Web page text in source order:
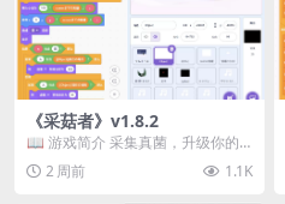
《采菇者》v1.8.2
📖 游戏简介 采集真菌，升级你的
机体，并前往未知领域探索。 这是
一款静谧的探索冒...
2 周前 1.1K